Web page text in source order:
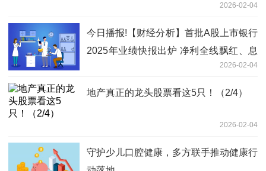
2026-02-04
今日播报!【财经分析】首批A股上市银行
2025年业绩快报出炉 净利全线飘红、息
2026-02-04
地产真正的龙头股票看这5只！（2/4）
2026-02-04
守护少儿口腔健康，多方联手推动健康行